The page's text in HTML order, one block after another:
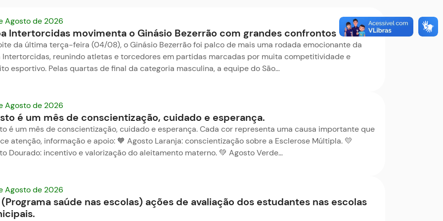
Agosto de 2026
Intertorcidas movimenta o Ginásio Bezerrão com grandes confrontos
da última terça-feira (04/08), o Ginásio Bezerrão foi palco de mais uma rodada emocionante da
Intertorcidas, reunindo atletas e torcedores em partidas marcadas por muita competitividade e
esportivo. Pelas quartas de final da categoria masculina, a equipe do São…
Agosto de 2026
é um mês de conscientização, cuidado e esperança.
é um mês de conscientização, cuidado e esperança. Cada cor representa uma causa importante que
atenção, informação e apoio: 🧡 Agosto Laranja: conscientização sobre a Esclerose Múltipla. 💛
Dourado: incentivo e valorização do aleitamento materno. 💚 Agosto Verde…
Agosto de 2026
(Programa saúde nas escolas) ações de avaliação dos estudantes nas escolas